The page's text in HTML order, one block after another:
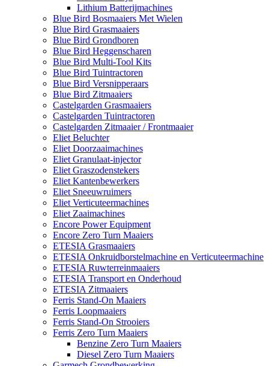
Lithium Batterijmachines
Blue Bird Bosmaaiers Met Wielen
Blue Bird Grasmaaiers
Blue Bird Grondboren
Blue Bird Heggenscharen
Blue Bird Multi-Tool Kits
Blue Bird Tuintractoren
Blue Bird Versnipperaars
Blue Bird Zitmaaiers
Castelgarden Grasmaaiers
Castelgarden Tuintractoren
Castelgarden Zitmaaier / Frontmaaier
Eliet Beluchter
Eliet Doorzaaimachines
Eliet Granulaat-injector
Eliet Graszodenstekers
Eliet Kantenbewerkers
Eliet Sneeuwruimers
Eliet Verticuteermachines
Eliet Zaaimachines
Encore Power Equipment
Encore Zero Turn Maaiers
ETESIA Grasmaaiers
ETESIA Onkruidborstelmachine en Verticuteermachine
ETESIA Ruwterreinmaaiers
ETESIA Transport en Onderhoud
ETESIA Zitmaaiers
Ferris Stand-On Maaiers
Ferris Loopmaaiers
Ferris Stand-On Strooiers
Ferris Zero Turn Maaiers
Benzine Zero Turn Maaiers
Diesel Zero Turn Maaiers